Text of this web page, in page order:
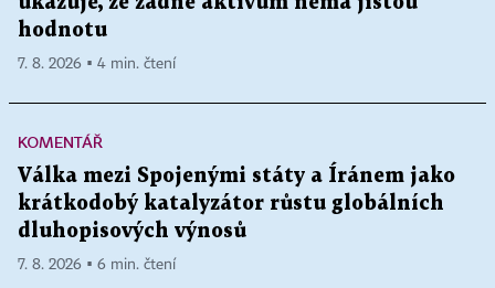
hodnotu
7. 8. 2026 ▪ 4 min. čtení
KOMENTÁŘ
Válka mezi Spojenými státy a Íránem jako
krátkodobý katalyzátor růstu globálních
dluhopisových výnosů
7. 8. 2026 ▪ 6 min. čtení